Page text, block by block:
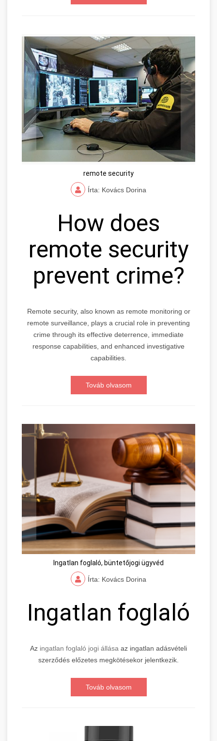
remote security
Írta: Kovács Dorina
How does
remote security
prevent crime?
Remote security, also known as remote monitoring or
remote surveillance, plays a crucial role in preventing
crime through its effective deterrence, immediate
response capabilities, and enhanced investigative
capabilities.
Továb olvasom
Ingatlan foglaló, büntetőjogi ügyvéd
Írta: Kovács Dorina
Ingatlan foglaló
Az ingatlan foglaló jogi állása az ingatlan adásvételi
szerződés előzetes megkötésekor jelentkezik.
Továb olvasom